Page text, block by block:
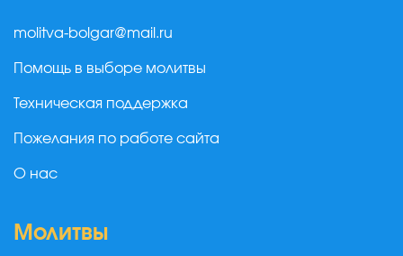
molitva-bolgar@mail.ru
Помощь в выборе молитвы
Техническая поддержка
Пожелания по работе сайта
О нас
Молитвы